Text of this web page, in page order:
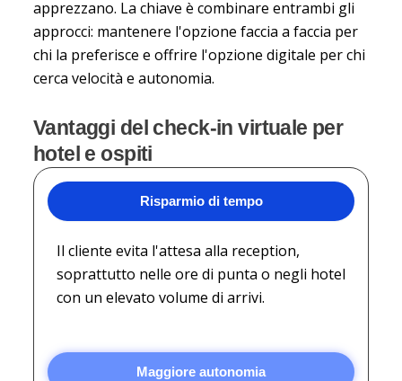
apprezzano. La chiave è combinare entrambi gli
approcci: mantenere l'opzione faccia a faccia per
chi la preferisce e offrire l'opzione digitale per chi
cerca velocità e autonomia.
Vantaggi del check-in virtuale per
hotel e ospiti
Risparmio di tempo
Maggiore autonomia
Il cliente evita l'attesa alla reception,
soprattutto nelle ore di punta o negli hotel
con un elevato volume di arrivi.